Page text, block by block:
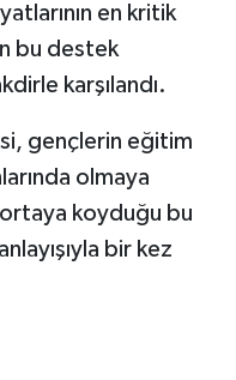
en kritik
bu destek
karşılandı.
gençlerin eğitim
olmaya
koyduğu bu
bir kez